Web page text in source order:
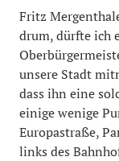
Fritz
drum, dürfte ich
unsere Stadt
dass ihn eine
einige wenige
Europastraße,
links des